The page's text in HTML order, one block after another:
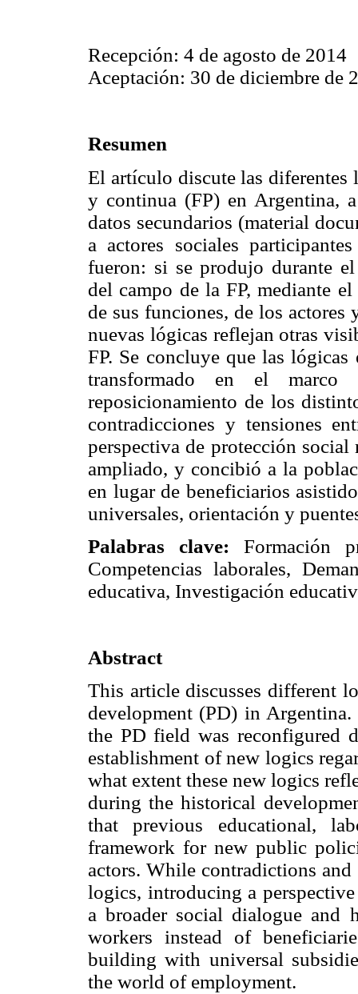
Recepción: 4 de agosto de 2014
Aceptación: 30 de diciembre de
Resumen
El artículo discute las
y continua (FP) en Argentina,
datos secundarios (material
a actores sociales
fueron: si se produjo durante
del campo de la FP, mediante
de sus funciones, de los actores
nuevas lógicas reflejan otras
FP. Se concluye que las
transformado en el
reposicionamiento de los
contradicciones y tensiones
perspectiva de protección
ampliado, y concibió a la
en lugar de beneficiarios
universales, orientación y
Palabras clave: Formación
Competencias laborales,
educativa, Investigación
Abstract
This article discusses different
development (PD) in
the PD field was reconfigured
establishment of new logics
what extent these new logics
during the historical
that previous educational,
framework for new public
actors. While contradictions
logics, introducing a
a broader social dialogue and
workers instead of
building with universal
the world of employment.